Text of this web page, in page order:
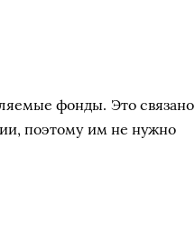
фонды. Это связано
поэтому им не нужно